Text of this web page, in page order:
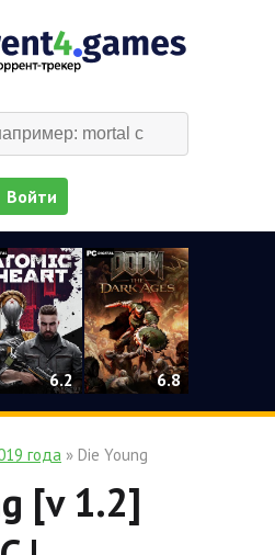
Войти
6.2 6.8
года » Die Young
[v 1.2]